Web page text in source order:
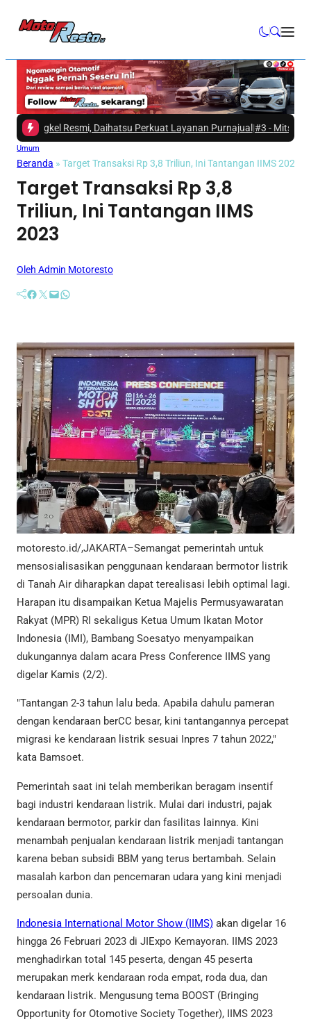
Resmi, Daihatsu Perkuat Layanan Purnajual #3 -Mitsubishi Fuso
Umum
Beranda » Target Transaksi Rp 3,8 Triliun, Ini Tantangan IIMS 2023
Target Transaksi Rp 3,8
Triliun, Ini Tantangan IIMS
2023
Oleh Admin Motoresto
Facebook Twitter Mail WhatsApp
motoresto.id/,JAKARTA–Semangat pemerintah untuk
mensosialisasikan penggunaan kendaraan bermotor listrik
di Tanah Air diharapkan dapat terealisasi lebih optimal lagi.
Harapan itu disampaikan Ketua Majelis Permusyawaratan
Rakyat (MPR) RI sekaligus Ketua Umum Ikatan Motor
Indonesia (IMI), Bambang Soesatyo menyampaikan
dukungannya dalam acara Press Conference IIMS yang
digelar Kamis (2/2).
"Tantangan 2-3 tahun lalu beda. Apabila dahulu pameran
dengan kendaraan berCC besar, kini tantangannya percepat
migrasi ke kendaraan listrik sesuai Inpres 7 tahun 2022,"
kata Bamsoet.
Pemerintah saat ini telah memberikan beragam insentif
bagi industri kendaraan listrik. Mulai dari industri, pajak
kendaraan bermotor, parkir dan fasilitas lainnya. Kini
menambah penjualan kendaraan listrik menjadi tantangan
karena beban subsidi BBM yang terus bertambah. Selain
masalah karbon dan pencemaran udara yang kini menjadi
persoalan dunia.
Indonesia International Motor Show (IIMS) akan digelar 16
hingga 26 Februari 2023 di JIExpo Kemayoran. IIMS 2023
menghadirkan total 145 peserta, dengan 45 peserta
merupakan merk kendaraan roda empat, roda dua, dan
kendaraan listrik. Mengusung tema BOOST (Bringing
Opportunity for Otomotive Society Together), IIMS 2023